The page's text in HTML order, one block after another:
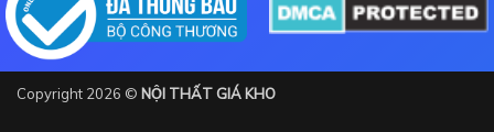
Copyright 2026 © NỘI THẤT GIÁ KHO